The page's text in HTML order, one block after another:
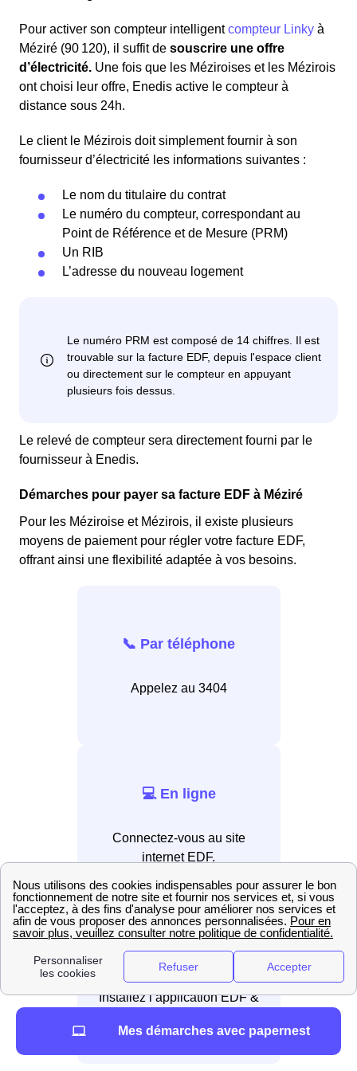
Pour activer son compteur intelligentcompteur Linky à
Méziré (90 120), il suffit de souscrire une offre
d’électricité. Une fois que les Méziroises et les Mézirois
ont choisi leur offre, Enedis active le compteur à
distance sous 24h.
Le client le Mézirois doit simplement fournir à son
fournisseur d’électricité les informations suivantes :
Le nom du titulaire du contrat
Le numéro du compteur, correspondant au
Point de Référence et de Mesure (PRM)
Un RIB
L’adresse du nouveau logement
Le relevé de compteur sera directement fourni par le
fournisseur à Enedis.
Démarches pour payer sa facture EDF à Méziré
Pour les Méziroise et Mézirois, il existe plusieurs
moyens de paiement pour régler votre facture EDF,
offrant ainsi une flexibilité adaptée à vos besoins.
📞 Par téléphone
Appelez au 3404
💻 En ligne
Connectez-vous au site
internet EDF.
📲 Par application
Installez l’application EDF &
Mes démarches avec papernest